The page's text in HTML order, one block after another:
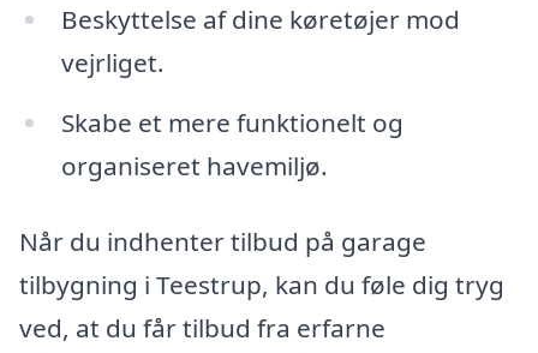
Beskyttelse af dine køretøjer mod
vejrliget.
Skabe et mere funktionelt og
organiseret havemiljø.
Når du indhenter tilbud på garage
tilbygning i Teestrup, kan du føle dig tryg
ved, at du får tilbud fra erfarne